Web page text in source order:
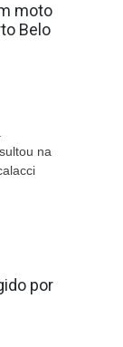
moto
Belo
na
por